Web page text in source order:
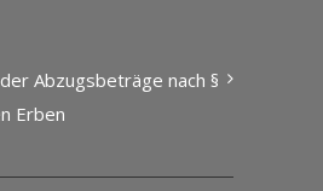
Abzugsbeträge nach §
Erben